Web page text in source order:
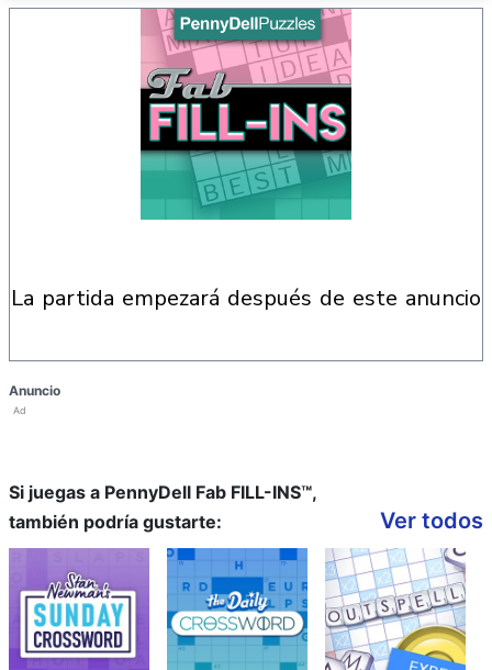
la partida empezará después de este anuncio
Anuncio
Ad
Si juegas a PennyDell Fab FILL-INS™,
también podría gustarte:
Ver todos